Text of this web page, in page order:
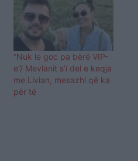
“Nuk le goc pa bërë VIP-
e”/ Mevlanit s’i del e keqja
me Livian, mesazhi që ka
për të